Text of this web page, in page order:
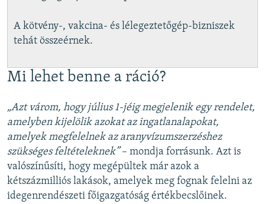
A kötvény-, vakcina- és lélegeztetőgép-bizniszek
tehát összeérnek.
Mi lehet benne a ráció?
„Azt várom, hogy július 1-jéig megjelenik egy rendelet,
amelyben kijelölik azokat az ingatlanalapokat,
amelyek megfelelnek az aranyvízumszerzéshez
szükséges feltételeknek”– mondja forrásunk. Azt is
valószínűsíti, hogy megépültek már azok a
kétszázmilliós lakások, amelyek meg fognak felelni az
idegenrendészeti főigazgatóság értékbecslőinek.